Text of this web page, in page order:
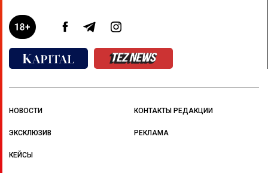
НОВОСТИ
ЭКСКЛЮЗИВ
КЕЙСЫ
КОНТАКТЫ РЕДАКЦИИ
РЕКЛАМА